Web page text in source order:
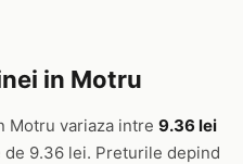
in Motru
Motru variaza intre 9.36 lei
de 9.36 lei. Preturile depind